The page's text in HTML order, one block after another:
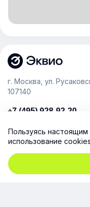
г. Москва, ул.
107140
+7 (495) 928-92-20
Расскажем о
демо-доступ
Пользуясь
использование